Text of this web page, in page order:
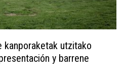
kanporaketak utzitako
y barrene